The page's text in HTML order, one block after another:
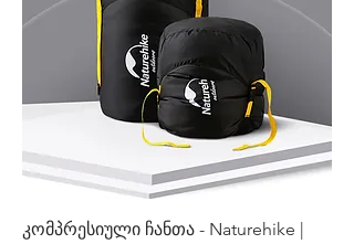
კომპრესიული ჩანთა - Naturehike |